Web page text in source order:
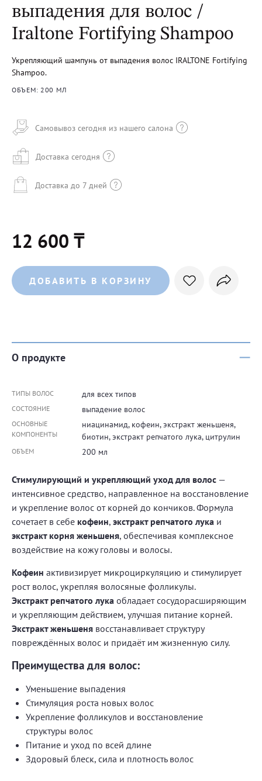
выпадения для волос /
Iraltone Fortifying Shampoo
Укрепляющий шампунь от выпадения волос IRALTONE Fortifying
Shampoo.
ОБЪЕМ: 200 МЛ
Самовывоз сегодня из нашего салона
Доставка сегодня
Доставка до 7 дней
12 600 ₸
ДОБАВИТЬ В КОРЗИНУ
О продукте
ТИПЫ ВОЛОС для всех типов
СОСТОЯНИЕ выпадение волос
ОСНОВНЫЕ
КОМПОНЕНТЫ
ниацинамид, кофеин, экстракт женьшеня,
биотин, экстракт репчатого лука, цитрулин
ОБЪЕМ 200 мл
Стимулирующий и укрепляющий уход для волос —
интенсивное средство, направленное на восстановление
и укрепление волос от корней до кончиков. Формула
сочетает в себе кофеин, экстракт репчатого лука и
экстракт корня женьшеня, обеспечивая комплексное
воздействие на кожу головы и волосы.
Кофеин активизирует микроциркуляцию и стимулирует
рост волос, укрепляя волосяные фолликулы.
Экстракт репчатого лука обладает сосудорасширяющим
и укрепляющим действием, улучшая питание корней.
Экстракт женьшеня восстанавливает структуру
повреждённых волос и придаёт им жизненную силу.
Преимущества для волос:
Уменьшение выпадения
Стимуляция роста новых волос
Укрепление фолликулов и восстановление
структуры волос
Питание и уход по всей длине
Здоровый блеск, сила и плотность волос